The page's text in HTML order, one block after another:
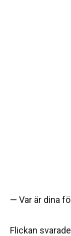
— Var är dina
Flickan